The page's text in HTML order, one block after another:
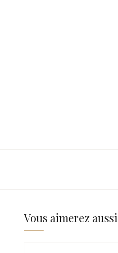
Vous aimerez aussi